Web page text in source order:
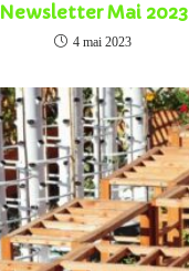
Newsletter Mai 2023
4 mai 2023